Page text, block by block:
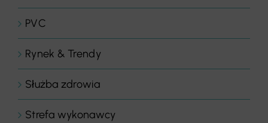
PVC
Rynek & Trendy
Służba zdrowia
Strefa wykonawcy